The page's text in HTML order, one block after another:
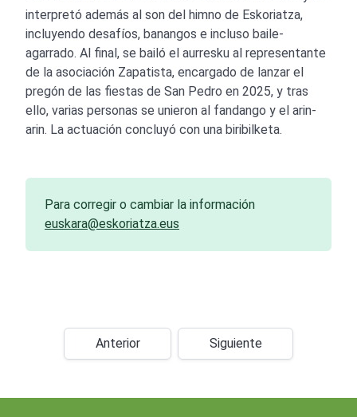
interpretó además al son del himno de Eskoriatza,
incluyendo desafíos, banangos e incluso baile-
agarrado. Al final, se bailó el aurresku al representante
de la asociación Zapatista, encargado de lanzar el
pregón de las fiestas de San Pedro en 2025, y tras
ello, varias personas se unieron al fandango y el arin-
arin. La actuación concluyó con una biribilketa.
Para corregir o cambiar la información
euskara@eskoriatza.eus
Anterior Siguiente